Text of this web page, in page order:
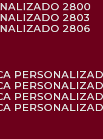
2800
2803
2806